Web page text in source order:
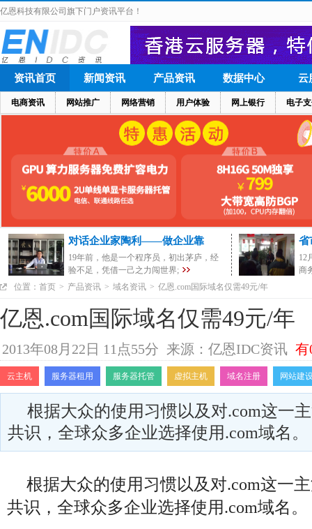
亿恩科技有限公司旗下门户资讯平台！
资讯首页
电商资讯 网站推广 网络营销 用户体验 网上银行 电子
新闻资讯 产品资讯 数据中心 云
对话企业家陶利——做企业靠
19年前，他是一个程序员，初出茅庐，经
验不足，凭借一己之力闯世界;
省
12
商
位置： 首页 > 产品资讯 > 域名资讯 > 亿恩.com国际域名仅需49元/年
亿恩.com国际域名仅需49元/年
2013年08月22日 11点55分 来源：亿恩IDC资讯 有
云主机 服务器租用 服务器托管 虚拟主机 域名注册 网站建
根据大众的使用习惯以及对.com这一
共识，全球众多企业选择使用.com域名。
根据大众的使用习惯以及对.com这一
共识，全球众多企业选择使用.com域名。